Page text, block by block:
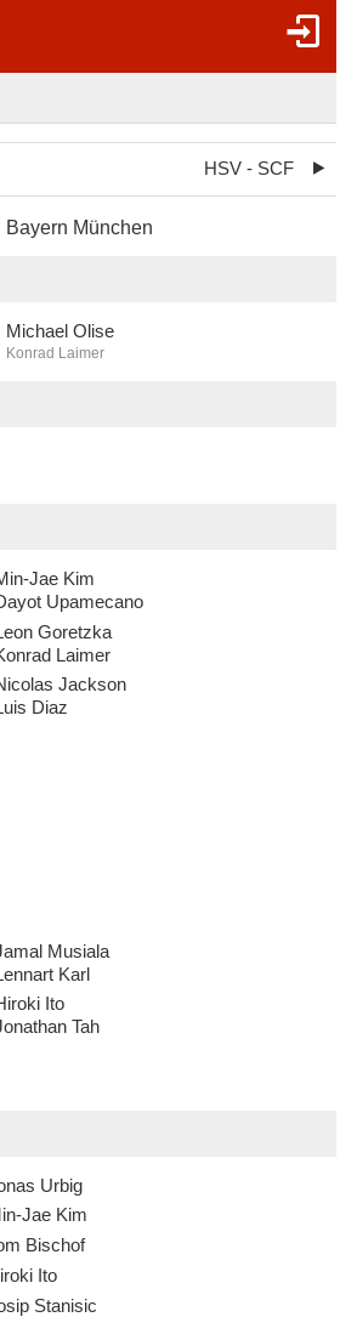
HSV - SCF
Bayern München
Michael Olise
Konrad Laimer
Jae Kim
Upamecano
Goretzka
Laimer
Jackson
Diaz
Musiala
Karl
Ito
Tah
Urbig
Jae Kim
Bischof
Ito
Stanisic